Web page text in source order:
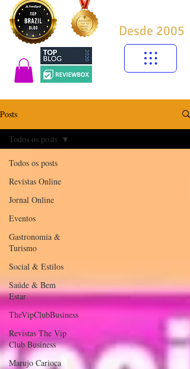
Desde 2005
Posts
Todos os posts
Revistas Online
Jornal Online
Eventos
Gastronomia &
Turismo
Social & Estilos
Saúde & Bem
Estar
TheVipClubBusiness
Revistas The Vip
Club Business
Marujo Carioca
Todos os posts